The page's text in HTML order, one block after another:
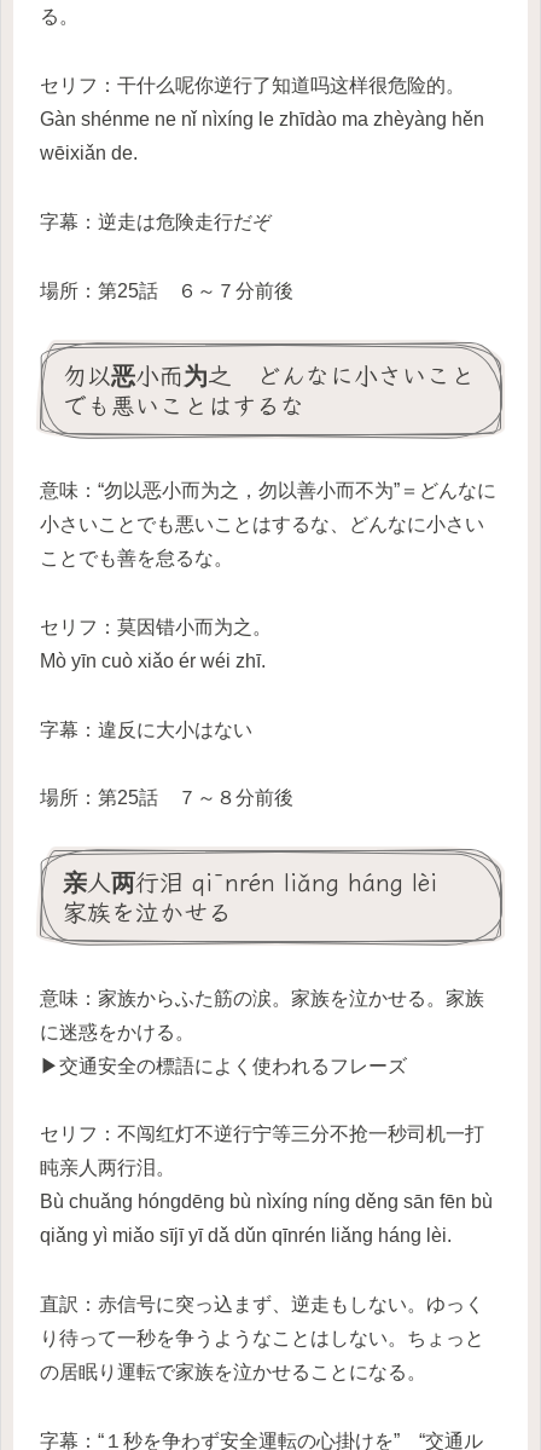
る。
セリフ：干什么呢你逆行了知道吗这样很危险的。
Gàn shénme ne nǐ nìxíng le zhīdào ma zhèyàng hěn
wēixiǎn de.
字幕：逆走は危険走行だぞ
場所：第25話 ６～７分前後
勿以恶小而为之 どんなに小さいこと
でも悪いことはするな
意味：“勿以恶小而为之，勿以善小而不为”＝どんなに
小さいことでも悪いことはするな、どんなに小さい
ことでも善を怠るな。
セリフ：莫因错小而为之。
Mò yīn cuò xiǎo ér wéi zhī.
字幕：違反に大小はない
場所：第25話 ７～８分前後
亲人两行泪 qīnrén liǎng háng lèi
家族を泣かせる
意味：家族からふた筋の涙。家族を泣かせる。家族
に迷惑をかける。
▶交通安全の標語によく使われるフレーズ
セリフ：不闯红灯不逆行宁等三分不抢一秒司机一打
盹亲人两行泪。
Bù chuǎng hóngdēng bù nìxíng níng děng sān fēn bù
qiǎng yì miǎo sījī yī dǎ dǔn qīnrén liǎng háng lèi.
直訳：赤信号に突っ込まず、逆走もしない。ゆっく
り待って一秒を争うようなことはしない。ちょっと
の居眠り運転で家族を泣かせることになる。
字幕：“１秒を争わず安全運転の心掛けを” “交通ル